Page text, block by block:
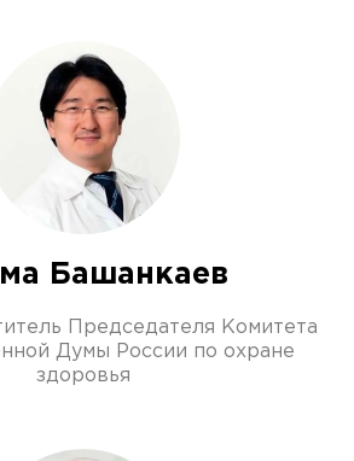
Башанкаев
Председателя Комитета
Думы России по охране
здоровья